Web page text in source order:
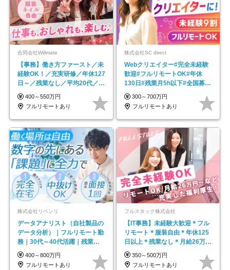
合同会社Willmate
【事務】働き方ファースト／未
経験OK！／充実研修／年休127
日～／残業なし／平均20代／リ
モートOK
400～550万円
フルリモートあり
株式会社SC direct
Webクリエイター#完全未経験
歓迎#フルリモートOK#年休
130日#残業月5h以下#全国募集
#最大1年の研修
300～700万円
フルリモートあり
株式会社リベンリ
データアナリスト（自社製品の
データ分析）｜フルリモート勤
務｜30代～40代活躍｜残業少
なめ｜子育て社員多数活躍
400～800万円
フルリモートあり
フルスタック株式会社
【IT事務】未経験大歓迎＊フル
リモート＊服装自由＊年休125
日以上＊残業なし＊月給26万円
以上
350～500万円
フルリモートあり